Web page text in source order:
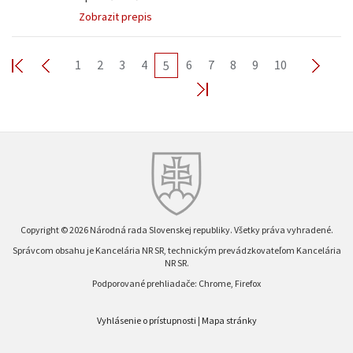
Zobrazit prepis
1 2 3 4 5 6 7 8 9 10
Copyright © 2026 Národná rada Slovenskej republiky. Všetky práva vyhradené.
Správcom obsahu je Kancelária NR SR, technickým prevádzkovateľom Kancelária
NR SR.
Podporované prehliadače: Chrome, Firefox
Vyhlásenie o prístupnosti | Mapa stránky